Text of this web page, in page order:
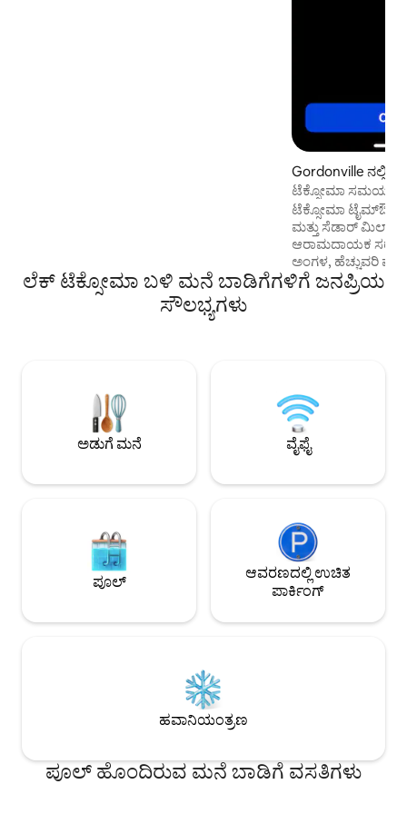
Gordonville ನಲ್ಲಿ
ಟೆಕ್ಸೋಮಾ ಸಮಯ
ಟೆಕ್ಸೋಮಾ
ಮತ್ತು ಸೆಡಾರ್ ಮಿಲ್ಸ್
ಆರಾಮದಾಯಕ
ಅಂಗಳ, ಹೆಚ್ಚುವರಿ
ಮುಖಮಂಟಪದೊಂದಿಗೆ
ಪರಿಪೂರ್ಣ
ಪಡೆಯುತ್ತಿರಲಿ
ಸೂರ್ಯಾಸ್ತದ
ಟೆಕ್ಸೋಮಾ ಟೈಮ್‌ಔಟ್
ರಿಚಾರ್ಜ್ ಮಾಡಲು
ಲೆಕ್ ಟೆಕ್ಸೋಮಾ ಬಳಿ ಮನೆ ಬಾಡಿಗೆಗಳಿಗೆ ಜನಪ್ರಿಯ
ಸೌಲಭ್ಯಗಳು
ಅಡುಗೆ ಮನೆ ವೈಫೈ
ಪೂಲ್
ಆವರಣದಲ್ಲಿ ಉಚಿತ
ಪಾರ್ಕಿಂಗ್
ಹವಾನಿಯಂತ್ರಣ
ಪೂಲ್ ಹೊಂದಿರುವ ಮನೆ ಬಾಡಿಗೆ ವಸತಿಗಳು